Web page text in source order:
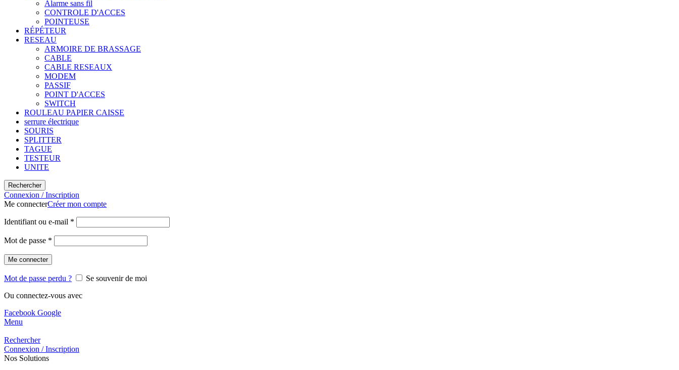
Alarme sans fil
CONTROLE D'ACCES
POINTEUSE
RÉPÉTEUR
RESEAU
ARMOIRE DE BRASSAGE
CABLE
CABLE RESEAUX
MODEM
PASSIF
POINT D'ACCES
SWITCH
ROULEAU PAPIER CAISSE
serrure électrique
SOURIS
SPLITTER
TAGUE
TESTEUR
UNITE
Rechercher
Connexion / Inscription
Me connecterCréer mon compte
Identifiant ou e-mail *
Mot de passe *
Me connecter
Mot de passe perdu ?
Se souvenir de moi
Ou connectez-vous avec
Facebook Google
Menu
Rechercher
Connexion / Inscription
Nos Solutions